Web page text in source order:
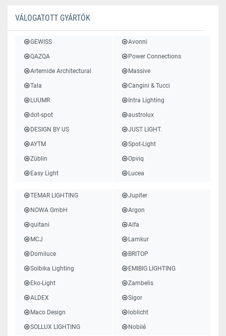
VÁLOGATOTT GYÁRTÓK
GEWISS
QAZQA
Artemide Architectural
Tala
LUUMR
dot-spot
DESIGN BY US
AYTM
Züblin
Easy Light
Avonni
Power Connections
Massive
Cangini & Tucci
Intra Lighting
austrolux
JUST LIGHT.
Spot-Light
Opviq
Lucea
TEMAR LIGHTING
NOWA GmbH
quitani
MCJ
Domiluce
Solbika Lighting
Eko-Light
ALDEX
Maco Design
SOLLUX LIGHTING
Jupiter
Argon
Alfa
Lamkur
BRITOP
EMIBIG LIGHTING
Zambelis
Sigor
loblicht
Nobilé